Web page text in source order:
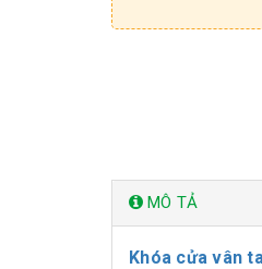
MÔ TẢ
Khóa cửa vân